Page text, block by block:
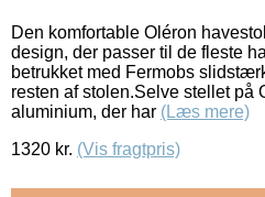
Den komfortable Oléron
design, der passer til de fleste
betrukket med Fermobs
resten af stolen.Selve stellet på
aluminium, der har (Læs mere)
1320 kr. (Vis fragtpris)